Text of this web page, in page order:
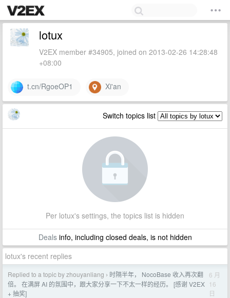
lotux
V2EX member #34905, joined on 2013-02-26 14:28:48
+08:00
t.cn/RgoeOP1 Xi'an
Switch topics list
Per lotux's settings, the topics list is hidden
Dealsinfo, including closed deals, is not hidden
lotux's recent replies
Replied to a topic by zhouyanliang › 时隔半年， NocoBase 收入再次翻
倍。 在满屏 AI 的氛围中，跟大家分享一下不太一样的经历。 [感谢 V2EX
+ 抽奖]
6 月
16
日